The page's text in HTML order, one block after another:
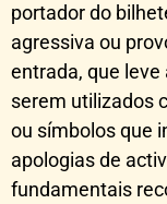
portador do
agressiva ou
entrada, que
serem utilizados
ou símbolos que
apologias de
fundamentais